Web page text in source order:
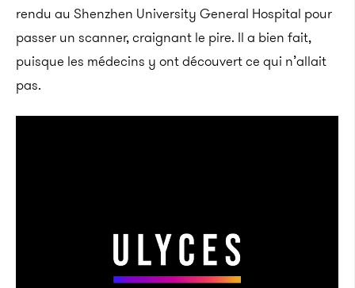
rendu au Shenzhen University General Hospital pour
passer un scanner, craignant le pire. Il a bien fait,
puisque les médecins y ont découvert ce qui n’allait
pas.